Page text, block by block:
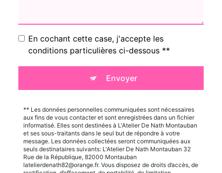
En cochant cette case, j'accepte les
conditions particulières ci-dessous **
Envoyer
** Les données personnelles communiquées sont nécessaires
aux fins de vous contacter et sont enregistrées dans un fichier
informatisé. Elles sont destinées à L'Atelier De Nath Montauban
et ses sous-traitants dans le seul but de répondre à votre
message. Les données collectées seront communiquées aux
seuls destinataires suivants: L'Atelier De Nath Montauban 32
Rue de la République, 82000 Montauban
latelierdenath82@orange.fr. Vous disposez de droits d’accès, de